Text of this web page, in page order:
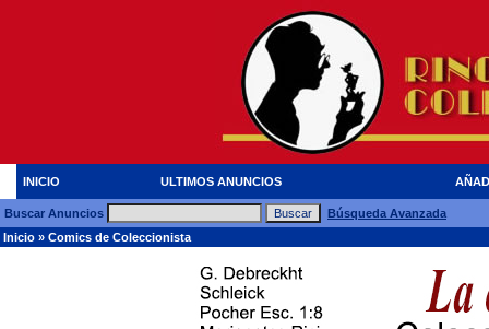
INICIO ULTIMOS ANUNCIOS
Buscar Anuncios
Búsqueda Avanzada
Inicio » Comics de Coleccionista